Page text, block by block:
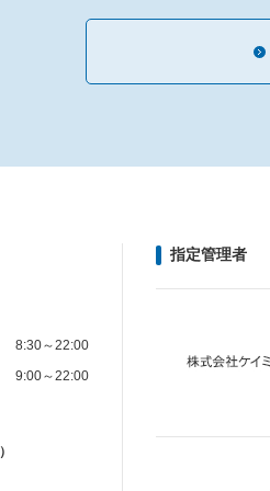
8:30～22:00
9:00～22:00
指定管理者